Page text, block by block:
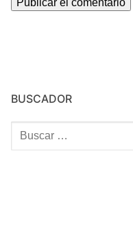
BUSCADOR
Buscar: